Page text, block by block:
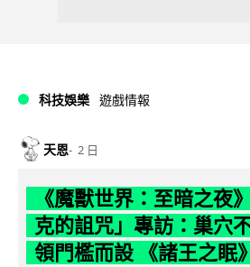
科技娛樂 遊戲情報
天恩 2 日
《魔獸世界：至暗之夜
克的詛咒」專訪：巢穴
領門檻而設 《諸王之眠